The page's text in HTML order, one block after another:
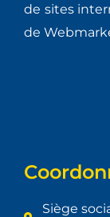
de sites
de
Siège